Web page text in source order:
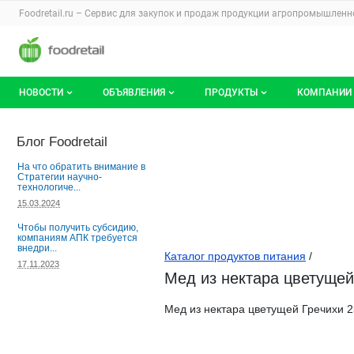
Раздел навигации по сайту
Foodretail.ru – Сервис для закупок и продаж продукции
Авторизация и меню пользователя
Навигация по разделам сайта foodretail.ru
НОВОСТИ
Документы
ОБЪЯВЛЕНИЯ
Мои объявления
ПРОДУКТЫ КОМПАНИИ
Каталог
Каталог продуктов питания /
Мед из нектара
Мед из нектара цветущей Гречихи
Блог Foodretail
На что обратить внимание в
Стратегии научно-
технологиче...
15.03.2024
Чтобы получить субсидию,
компаниям АПК требуется
внедри...
17.11.2023